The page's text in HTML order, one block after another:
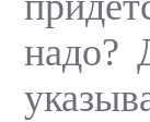
надо?